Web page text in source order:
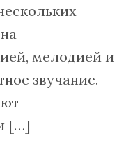
мелодией и
звучание.
[…]